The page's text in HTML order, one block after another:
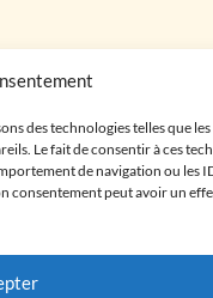
des technologies telles que
Le fait de consentir à ces
de navigation ou les
consentement peut avoir un